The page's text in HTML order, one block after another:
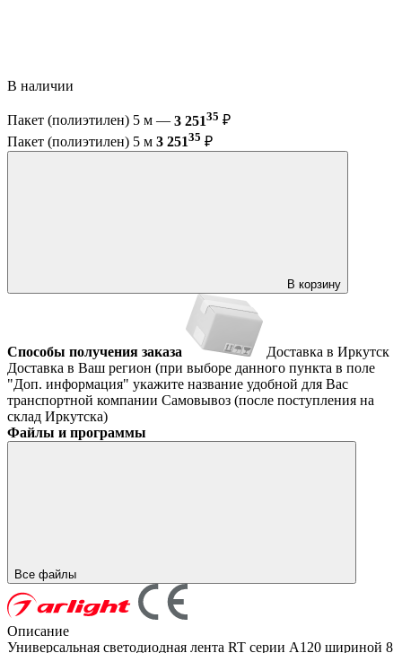
В наличии
Пакет (полиэтилен) 5 м — 3 25135 ₽
Пакет (полиэтилен) 5 м 3 25135 ₽
В корзину
Способы получения заказа
Доставка в Иркутск
Доставка в Ваш регион (при выборе данного пункта в поле
"Доп. информация" укажите название удобной для Вас
транспортной компании Самовывоз (после поступления на
склад Иркутска)
Файлы и программы
Все файлы
Описание
Универсальная светодиодная лента RT серии A120 шириной 8